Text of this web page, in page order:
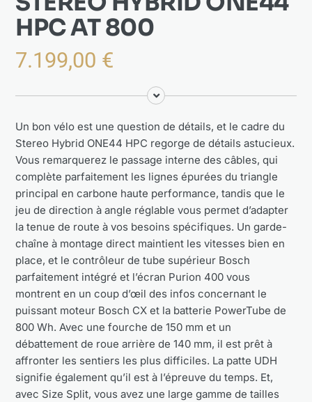
HPC AT 800
7.199,00 €
Un bon vélo est une question de détails, et le cadre du
Stereo Hybrid ONE44 HPC regorge de détails astucieux.
Vous remarquerez le passage interne des câbles, qui
complète parfaitement les lignes épurées du triangle
principal en carbone haute performance, tandis que le
jeu de direction à angle réglable vous permet d’adapter
la tenue de route à vos besoins spécifiques. Un garde-
chaîne à montage direct maintient les vitesses bien en
place, et le contrôleur de tube supérieur Bosch
parfaitement intégré et l’écran Purion 400 vous
montrent en un coup d’œil des infos concernant le
puissant moteur Bosch CX et la batterie PowerTube de
800 Wh. Avec une fourche de 150 mm et un
débattement de roue arrière de 140 mm, il est prêt à
affronter les sentiers les plus difficiles. La patte UDH
signifie également qu’il est à l’épreuve du temps. Et,
avec Size Split, vous avez une large gamme de tailles